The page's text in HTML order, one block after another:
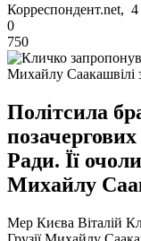
Корреспондент.net,
0
750
Михайлу
Політсила
Ради. Її
Михайлу
Мер Києва Віталій